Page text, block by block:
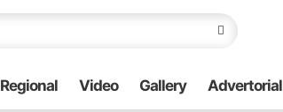
Regional Video Gallery Advertorial